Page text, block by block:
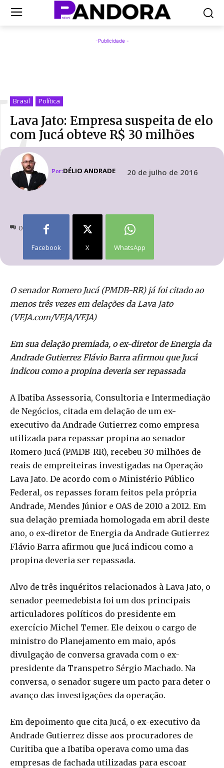
-Publicidade -
Brasil Política
Lava Jato: Empresa suspeita de elo
com Jucá obteve R$ 30 milhões
Por:DÉLIO ANDRADE 20 de julho de 2016
0
Facebook X WhatsApp
O senador Romero Jucá (PMDB-RR) já foi citado ao
menos três vezes em delações da Lava Jato
(VEJA.com/VEJA/VEJA)
Em sua delação premiada, o ex-diretor de Energia da
Andrade Gutierrez Flávio Barra afirmou que Jucá
indicou como a propina deveria ser repassada
A Ibatiba Assessoria, Consultoria e Intermediação
de Negócios, citada em delação de um ex-
executivo da Andrade Gutierrez como empresa
utilizada para repassar propina ao senador
Romero Jucá (PMDB-RR), recebeu 30 milhões de
reais de empreiteiras investigadas na Operação
Lava Jato. De acordo com o Ministério Público
Federal, os repasses foram feitos pela própria
Andrade, Mendes Júnior e OAS de 2010 a 2012. Em
sua delação premiada homologada em abril deste
ano, o ex-diretor de Energia da Andrade Gutierrez
Flávio Barra afirmou que Jucá indicou como a
propina deveria ser repassada.
Alvo de três inquéritos relacionados à Lava Jato, o
senador peemedebista foi um dos principais
articuladores políticos do presidente em
exercício Michel Temer. Ele deixou o cargo de
ministro do Planejamento em maio, após
divulgação de conversa gravada com o ex-
presidente da Transpetro Sérgio Machado. Na
conversa, o senador sugere um pacto para deter o
avanço das investigações da operação.
Em depoimento que cita Jucá, o ex-executivo da
Andrade Gutierrez disse aos procuradores de
Curitiba que a Ibatiba operava como uma das
empresas de fachada utilizadas para escoar